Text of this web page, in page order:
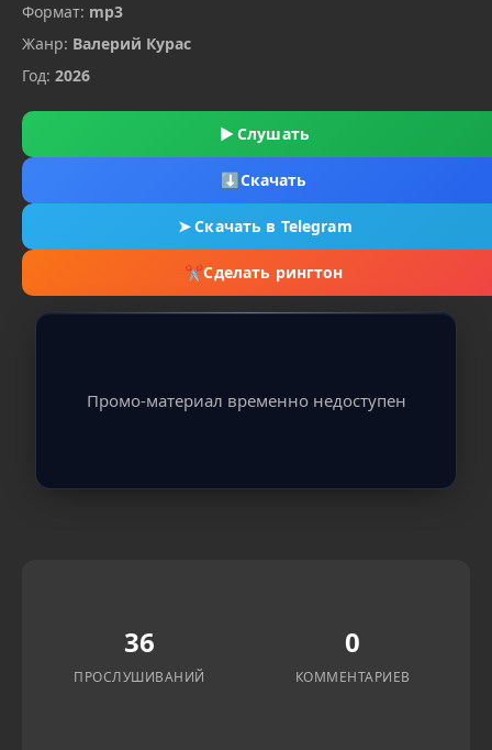
Формат: mp3
Жанр: Валерий Курас
Год: 2026
▶ Слушать
⬇Скачать
➤Скачать в Telegram
✂Сделать рингтон
Промо-материал временно недоступен
36
ПРОСЛУШИВАНИЙ
0
КОММЕНТАРИЕВ